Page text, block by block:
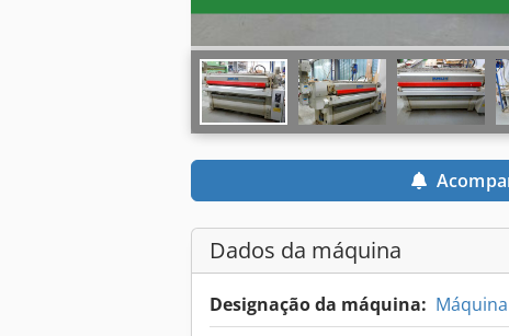
Dados da máquina
Designação da máquina: